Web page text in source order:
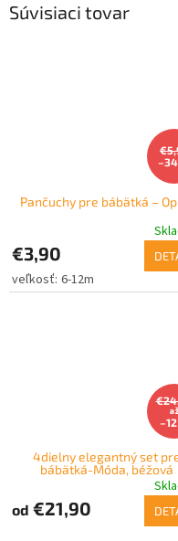
Súvisiaci tovar
Pančuchy pre bábätká –
€3,90
6-12m
až
4dielny elegantný set
bábätká-Móda, béžová
od €21,90